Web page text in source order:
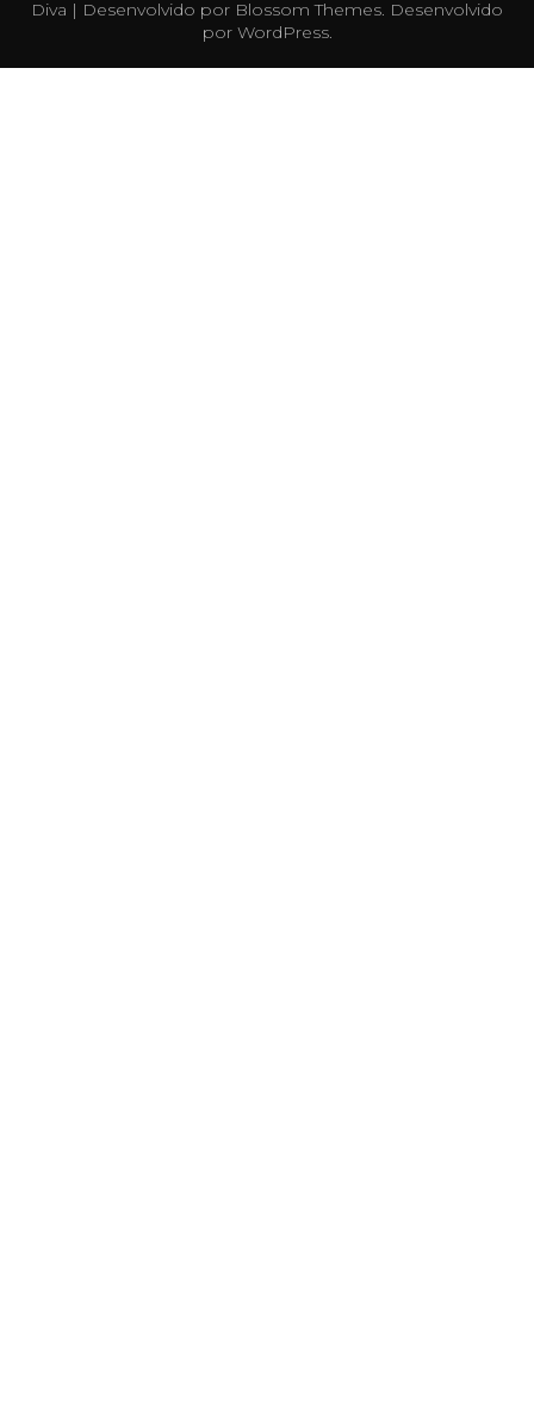
Diva | Desenvolvido por Blossom Themes. Desenvolvido
por WordPress.